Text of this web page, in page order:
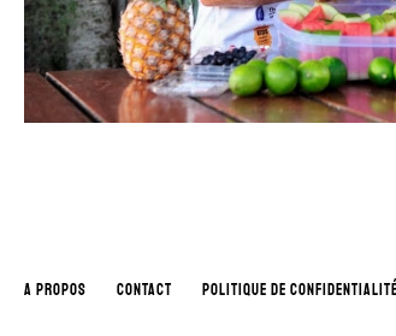
A PROPOS CONTACT POLITIQUE DE CONFIDENTIALITÉ